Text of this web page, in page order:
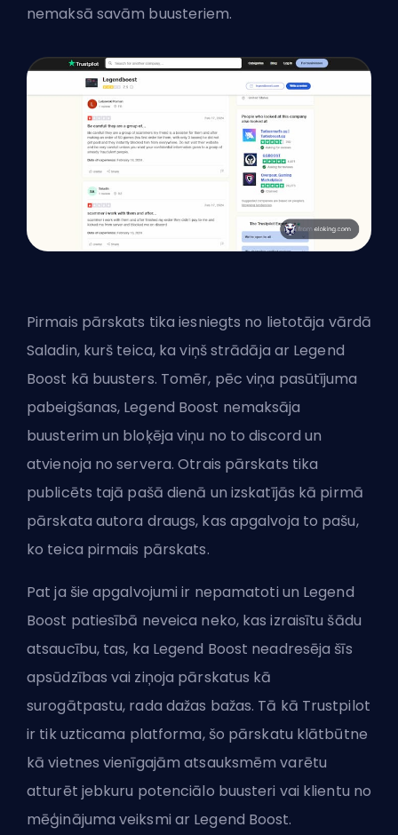
nemaksā savām buusteriem.
Pirmais pārskats tika iesniegts no lietotāja vārdā
Saladin, kurš teica, ka viņš strādāja ar Legend
Boost kā buusters. Tomēr, pēc viņa pasūtījuma
pabeigšanas, Legend Boost nemaksāja
buusterim un bloķēja viņu no to discord un
atvienoja no servera. Otrais pārskats tika
publicēts tajā pašā dienā un izskatījās kā pirmā
pārskata autora draugs, kas apgalvoja to pašu,
ko teica pirmais pārskats.
Pat ja šie apgalvojumi ir nepamatoti un Legend
Boost patiesībā neveica neko, kas izraisītu šādu
atsaucību, tas, ka Legend Boost neadresēja šīs
apsūdzības vai ziņoja pārskatus kā
surogātpastu, rada dažas bažas. Tā kā Trustpilot
ir tik uzticama platforma, šo pārskatu klātbūtne
kā vietnes vienīgajām atsauksmēm varētu
atturēt jebkuru potenciālo buusteri vai klientu no
mēģinājuma veiksmi ar Legend Boost.